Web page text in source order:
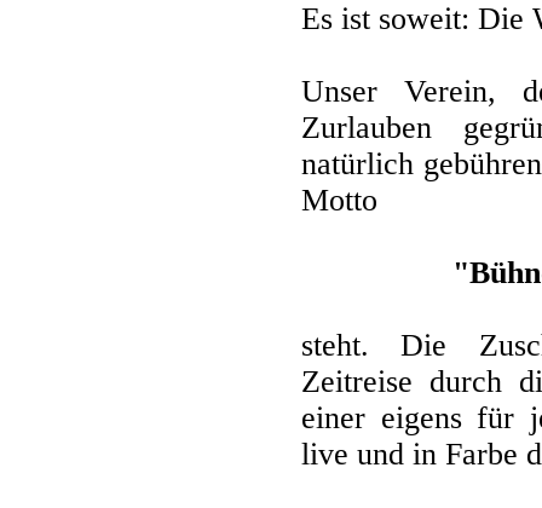
Es ist soweit: Die
Unser Verein,
Zurlauben
natürlich
Motto
steht. Die
Zeitreise durch
einer eigens für
live und in Farbe